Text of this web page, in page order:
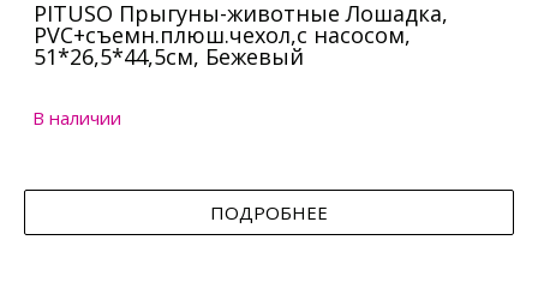
PITUSO Прыгуны-животные Лошадка,
PVC+съемн.плюш.чехол,с насосом,
51*26,5*44,5см, Бежевый
В наличии
ПОДРОБНЕЕ